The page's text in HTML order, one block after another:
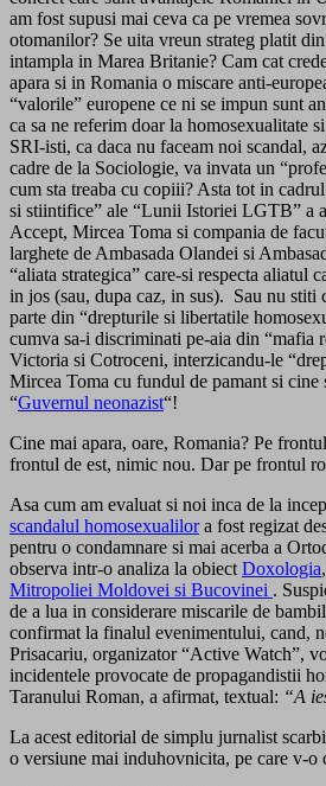
am fost supusi mai ceva ca pe vremea
otomanilor? Se uita vreun strateg platit
intampla in Marea Britanie? Cam cat
apara si in Romania o miscare anti-
“valorile” europene ce ni se impun sunt
ca sa ne referim doar la homosexualitate
SRI-isti, ca daca nu faceam noi scandal,
cadre de la Sociologie, va invata un
cum sta treaba cu copiii? Asta tot in
si stiintifice” ale “Lunii Istoriei LGTB” a
Accept, Mircea Toma si compania de
larghete de Ambasada Olandei si
“aliata strategica” care-si respecta aliatul
in jos (sau, dupa caz, in sus). Sau nu stiti
parte din “drepturile si libertatile
cumva sa-i discriminati pe-aia din “mafia
Victoria si Cotroceni, interzicandu-le
Mircea Toma cu fundul de pamant si
“Guvernul neonazist“!
Cine mai apara, oare, Romania? Pe
frontul de est, nimic nou. Dar pe frontul
Asa cum am evaluat si noi inca de la
scandalul homosexualilora fost regizat
pentru o condamnare si mai acerba a
observa intr-o analiza la obiect Doxologia
Mitropoliei Moldovei si Bucovinei .
de a lua in considerare miscarile de
confirmat la finalul evenimentului, cand,
Prisacariu, organizator “Active Watch”,
incidentele provocate de propagandistii
Taranului Roman, a afirmat, textual: “A
La acest editorial de simplu jurnalist
o versiune mai induhovnicita, pe care v-o